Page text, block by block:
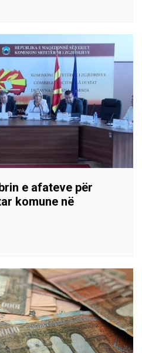
e afateve për
komune në